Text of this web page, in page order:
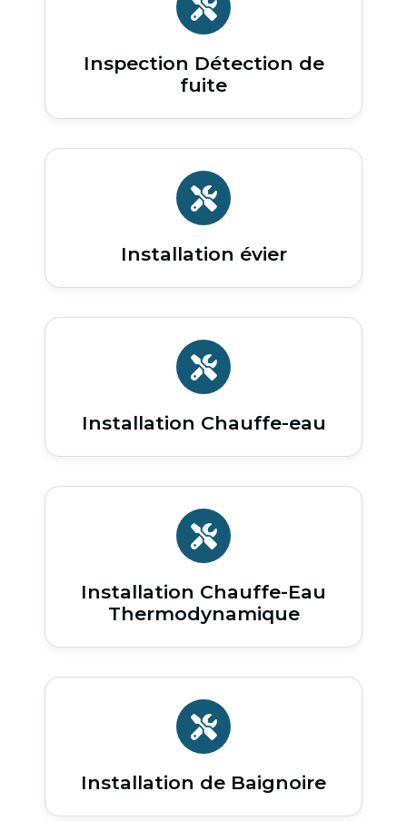
Inspection Détection de
fuite
Installation évier
Installation Chauffe-eau
Installation Chauffe-Eau
Thermodynamique
Installation de Baignoire